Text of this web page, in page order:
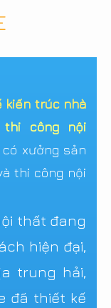
kiến trúc nhà
thi công nội
xưởng sản
thi công nội
thất đang
hiện đại,
trung hải,
đã thiết kế